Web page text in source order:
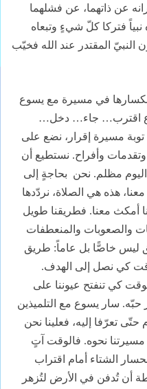
عن ذاتهما، عن فشلهما
فتركا كلّ شيءٍ وتبعاه
النبيّ المقتدر عند الله فخيّب
في مسيرة مع يسوع
اقترب… جاء… دخل…
مسيرة إقرار، نضع على
وتقدمات وأفراح. نستطيع أن
اليوم مظلم. نحن بحاجةٍ إلى
هذه هي الصلاة، نردّدها
أمكث معنا. فطريقنا طويل
والصعوبات والمنعطفات
ليس خاصًّا بل عاماً: طريق
كي نصل إلى الهدف.
كي تنفتح عيوننا على
حبّه. سار يسوع مع التلميذين
تعرّفا إليه، فعلينا نحن
نحوه. فالوقت آتٍ
الشتاء أمام اقتراب
أن تُدفن في الأرض لتُزهر